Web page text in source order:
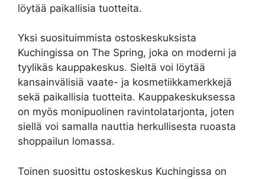
löytää paikallisia tuotteita.
Yksi suosituimmista ostoskeskuksista
Kuchingissa on The Spring, joka on moderni ja
tyylikäs kauppakeskus. Sieltä voi löytää
kansainvälisiä vaate- ja kosmetiikkamerkkejä
sekä paikallisia tuotteita. Kauppakeskuksessa
on myös monipuolinen ravintolatarjonta, joten
siellä voi samalla nauttia herkullisesta ruoasta
shoppailun lomassa.
Toinen suosittu ostoskeskus Kuchingissa on